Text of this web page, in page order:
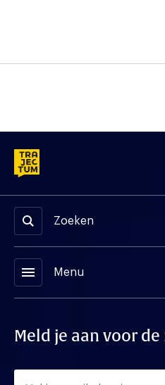
Zoeken
menu Menu
Meld je aan voor